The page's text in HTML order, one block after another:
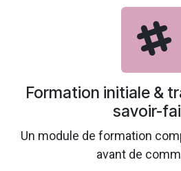
Formation initiale &
savoir-
Un module de formation
avant de